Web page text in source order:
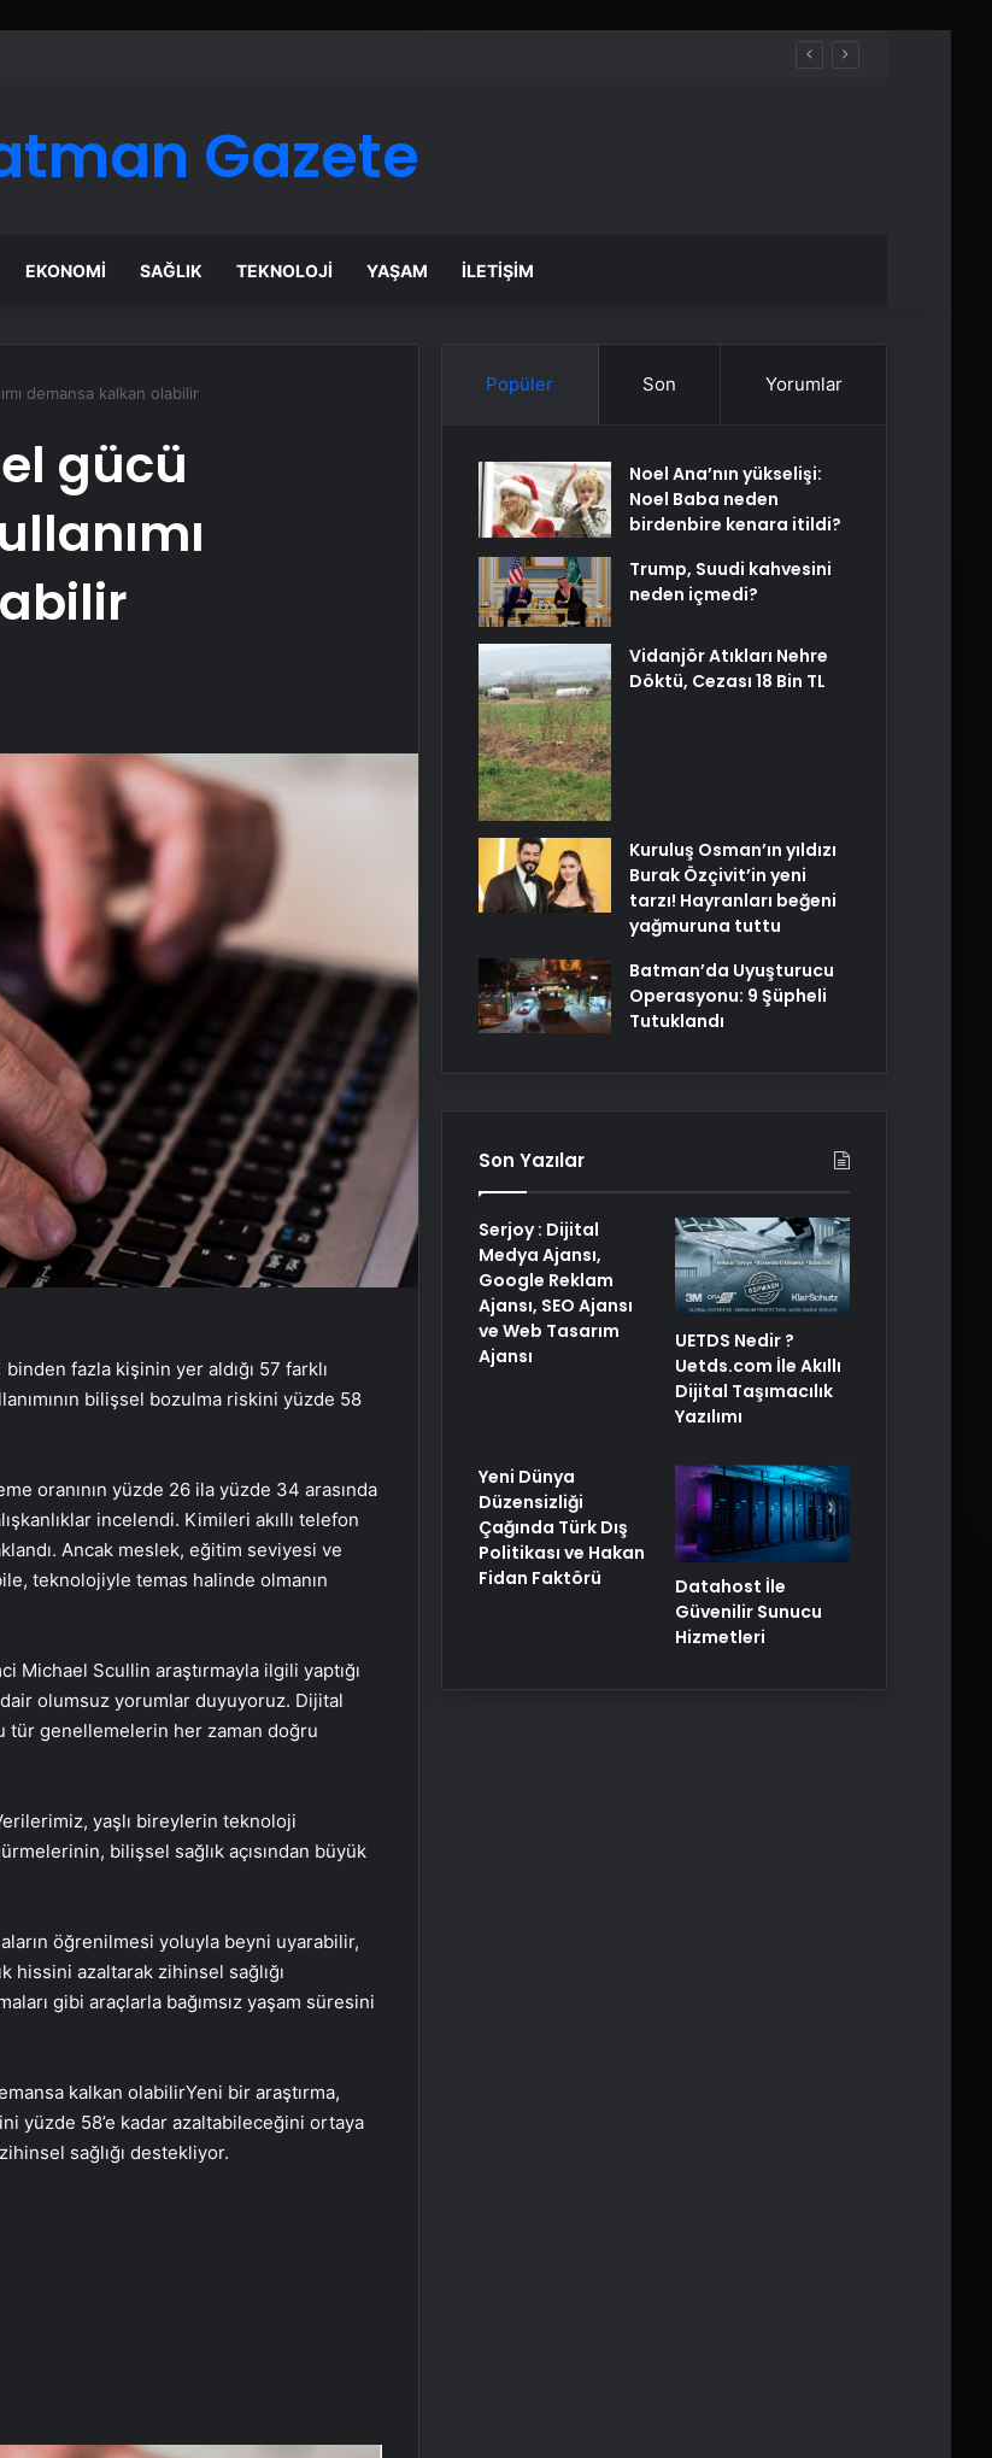
SEO Ajansı ve Web Tasarım Ajansı
Gazete
EKONOMI SAĞLIK TEKNOLOJI YAŞAM İLETIŞIM
demansa kalkan olabilir
gücü
fazla kişinin yer aldığı 57 farklı
bilişsel bozulma riskini yüzde 58
oranının yüzde 26 ila yüzde 34 arasında
incelendi. Kimileri akıllı telefon
Ancak meslek, eğitim seviyesi ve
teknolojiyle temas halinde olmanın
Michael Scullin araştırmayla ilgili yaptığı
olumsuz yorumlar duyuyoruz. Dijital
tür genellemelerin her zaman doğru
yaşlı bireylerin teknoloji
bilişsel sağlık açısından büyük
öğrenilmesi yoluyla beyni uyarabilir,
hissini azaltarak zihinsel sağlığı
gibi araçlarla bağımsız yaşam süresini
kalkan olabilirYeni bir araştırma,
yüzde 58’e kadar azaltabileceğini ortaya
sağlığı destekliyor.
Popüler Son Yorumlar
Noel Ana’nın yükselişi:
Noel Baba neden
birdenbire kenara itildi?
Trump, Suudi kahvesini
neden içmedi?
Vidanjör Atıkları Nehre
Döktü, Cezası 18 Bin TL
Kuruluş Osman’ın yıldızı
Burak Özçivit’in yeni
tarzı! Hayranları beğeni
yağmuruna tuttu
Batman’da Uyuşturucu
Operasyonu: 9 Şüpheli
Tutuklandı
Son Yazılar
Serjoy : Dijital
Medya Ajansı,
Google Reklam
Ajansı, SEO Ajansı
ve Web Tasarım
Ajansı
UETDS Nedir ?
Uetds.com İle Akıllı
Dijital Taşımacılık
Yazılımı
Yeni Dünya
Düzensizliği
Çağında Türk Dış
Politikası ve Hakan
Fidan Faktörü
Datahost İle
Güvenilir Sunucu
Hizmetleri